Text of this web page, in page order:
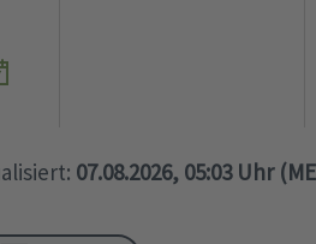
07.08.2026, 05:03 Uhr